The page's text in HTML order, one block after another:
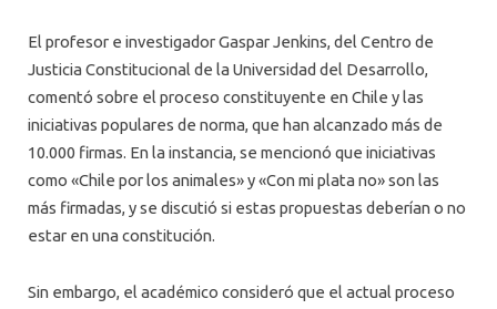
El profesor e investigador Gaspar Jenkins, del Centro de
Justicia Constitucional de la Universidad del Desarrollo,
comentó sobre el proceso constituyente en Chile y las
iniciativas populares de norma, que han alcanzado más de
10.000 firmas. En la instancia, se mencionó que iniciativas
como «Chile por los animales» y «Con mi plata no» son las
más firmadas, y se discutió si estas propuestas deberían o no
estar en una constitución.
Sin embargo, el académico consideró que el actual proceso